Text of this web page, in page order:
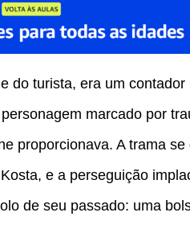
do turista, era um
marcado por
proporcionava. A trama
e a perseguição
de seu passado: uma